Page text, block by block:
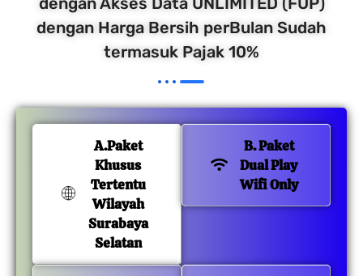
dengan Harga Bersih perBulan Sudah
termasuk Pajak 10%
A.Paket
Khusus
Tertentu
Wilayah
Surabaya
Selatan
B. Paket
Dual Play
Wifi Only